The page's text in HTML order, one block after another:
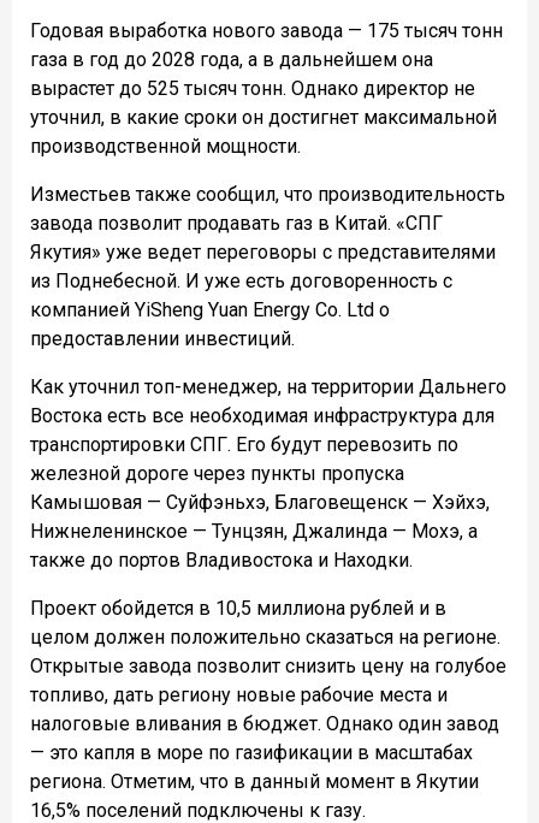
Годовая выработка нового завода — 175 тысяч тонн
газа в год до 2028 года, а в дальнейшем она
вырастет до 525 тысяч тонн. Однако директор не
уточнил, в какие сроки он достигнет максимальной
производственной мощности.
Изместьев также сообщил, что производительность
завода позволит продавать газ в Китай. «СПГ
Якутия» уже ведет переговоры с представителями
из Поднебесной. И уже есть договоренность с
компанией YiSheng Yuan Energy Co. Ltd о
предоставлении инвестиций.
Как уточнил топ-менеджер, на территории Дальнего
Востока есть все необходимая инфраструктура для
транспортировки СПГ. Его будут перевозить по
железной дороге через пункты пропуска
Камышовая — Суйфэньхэ, Благовещенск — Хэйхэ,
Нижнеленинское — Тунцзян, Джалинда — Мохэ, а
также до портов Владивостока и Находки.
Проект обойдется в 10,5 миллиона рублей и в
целом должен положительно сказаться на регионе.
Открытые завода позволит снизить цену на голубое
топливо, дать региону новые рабочие места и
налоговые вливания в бюджет. Однако один завод
— это капля в море по газификации в масштабах
региона. Отметим, что в данный момент в Якутии
16,5% поселений подключены к газу.